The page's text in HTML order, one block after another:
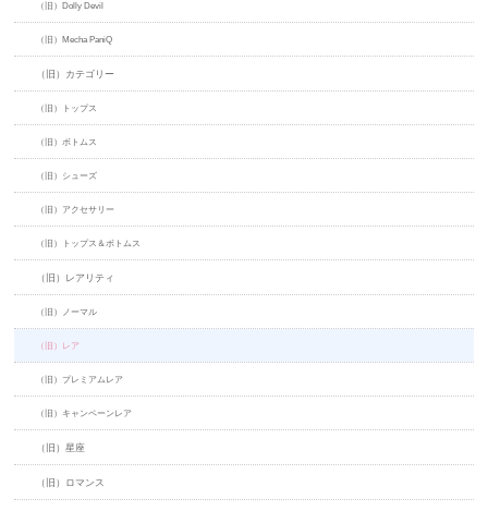
（旧）Dolly Devil
（旧）Mecha PaniQ
（旧）カテゴリー
（旧）トップス
（旧）ボトムス
（旧）シューズ
（旧）アクセサリー
（旧）トップス＆ボトムス
（旧）レアリティ
（旧）ノーマル
（旧）レア
（旧）プレミアムレア
（旧）キャンペーンレア
（旧）星座
（旧）ロマンス